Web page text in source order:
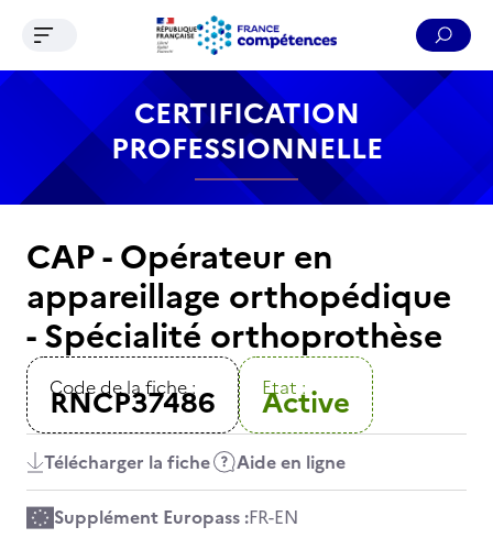
Contenu Recherche Menu Pied de page
Ouvrir le menu de navigation
CERTIFICATION
PROFESSIONNELLE
CAP - Opérateur en
appareillage orthopédique
- Spécialité orthoprothèse
Code de la fiche :
RNCP37486 Etat :
Active
Télécharger la fiche Aide en ligne
Supplément Europass :FR-EN